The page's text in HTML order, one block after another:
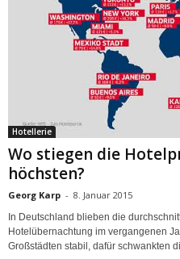
Hotellerie
Wo stiegen die
höchsten?
Georg Karp - 8. Januar 2015
In Deutschland blieben die
Hotelübernachtung im vergangenen
Großstädten stabil, dafür schwankten